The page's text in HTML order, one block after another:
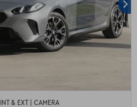
& EXT | CAMERA